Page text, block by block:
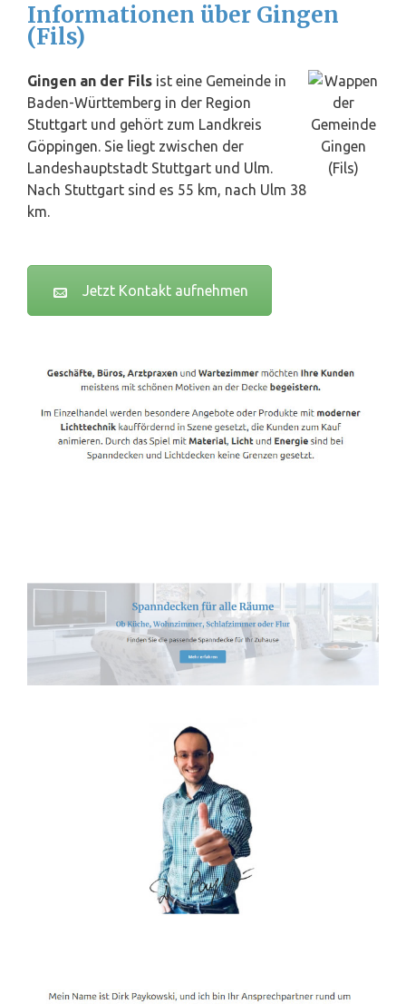
Informationen über Gingen
(Fils)
Gingen an der Fils ist eine Gemeinde in
Baden-Württemberg in der Region
Stuttgart und gehört zum Landkreis
Göppingen. Sie liegt zwischen der
Landeshauptstadt Stuttgart und Ulm.
Nach Stuttgart sind es 55 km, nach Ulm 38
km.
Jetzt Kontakt aufnehmen